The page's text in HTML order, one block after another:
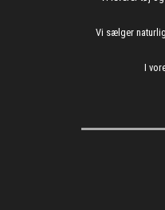
Vi sælger
I